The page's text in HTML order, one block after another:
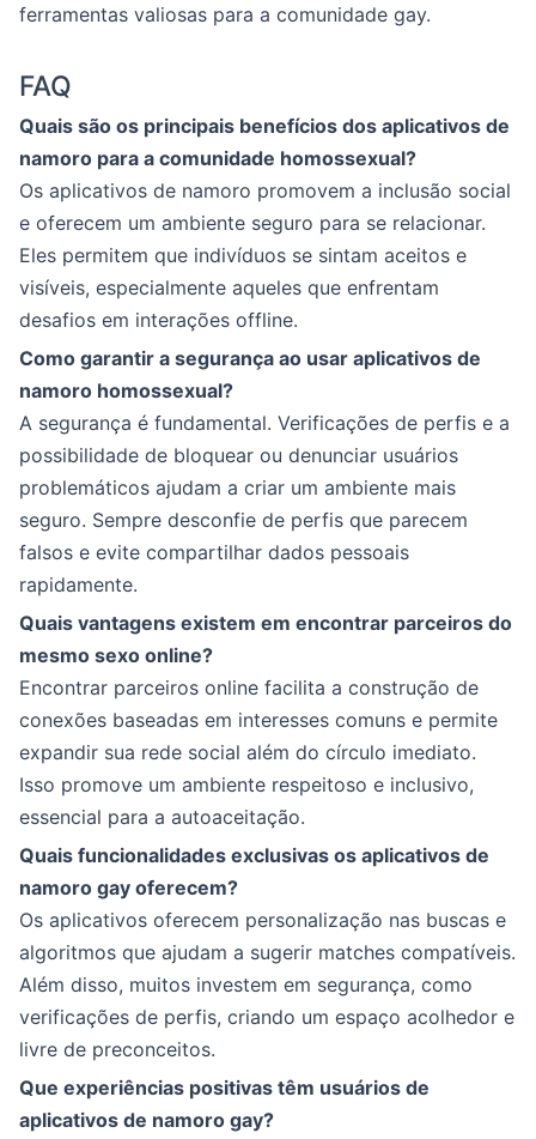
ferramentas valiosas para a comunidade gay.
FAQ
Quais são os principais benefícios dos aplicativos de
namoro para a comunidade homossexual?
Os aplicativos de namoro promovem a inclusão social
e oferecem um ambiente seguro para se relacionar.
Eles permitem que indivíduos se sintam aceitos e
visíveis, especialmente aqueles que enfrentam
desafios em interações offline.
Como garantir a segurança ao usar aplicativos de
namoro homossexual?
A segurança é fundamental. Verificações de perfis e a
possibilidade de bloquear ou denunciar usuários
problemáticos ajudam a criar um ambiente mais
seguro. Sempre desconfie de perfis que parecem
falsos e evite compartilhar dados pessoais
rapidamente.
Quais vantagens existem em encontrar parceiros do
mesmo sexo online?
Encontrar parceiros online facilita a construção de
conexões baseadas em interesses comuns e permite
expandir sua rede social além do círculo imediato.
Isso promove um ambiente respeitoso e inclusivo,
essencial para a autoaceitação.
Quais funcionalidades exclusivas os aplicativos de
namoro gay oferecem?
Os aplicativos oferecem personalização nas buscas e
algoritmos que ajudam a sugerir matches compatíveis.
Além disso, muitos investem em segurança, como
verificações de perfis, criando um espaço acolhedor e
livre de preconceitos.
Que experiências positivas têm usuários de
aplicativos de namoro gay?